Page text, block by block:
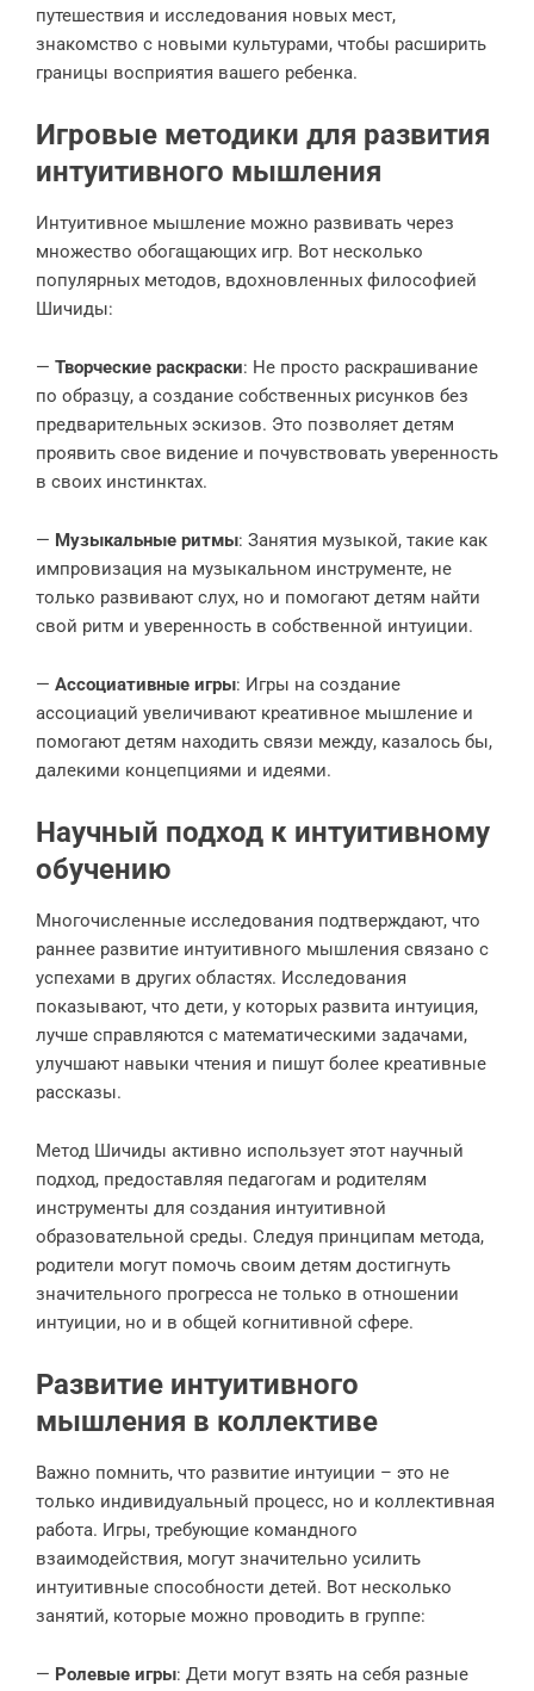
путешествия и исследования новых мест,
знакомство с новыми культурами, чтобы расширить
границы восприятия вашего ребенка.
Игровые методики для развития
интуитивного мышления
Интуитивное мышление можно развивать через
множество обогащающих игр. Вот несколько
популярных методов, вдохновленных философией
Шичиды:
— Творческие раскраски: Не просто раскрашивание
по образцу, а создание собственных рисунков без
предварительных эскизов. Это позволяет детям
проявить свое видение и почувствовать уверенность
в своих инстинктах.
— Музыкальные ритмы: Занятия музыкой, такие как
импровизация на музыкальном инструменте, не
только развивают слух, но и помогают детям найти
свой ритм и уверенность в собственной интуиции.
— Ассоциативные игры: Игры на создание
ассоциаций увеличивают креативное мышление и
помогают детям находить связи между, казалось бы,
далекими концепциями и идеями.
Научный подход к интуитивному
обучению
Многочисленные исследования подтверждают, что
раннее развитие интуитивного мышления связано с
успехами в других областях. Исследования
показывают, что дети, у которых развита интуиция,
лучше справляются с математическими задачами,
улучшают навыки чтения и пишут более креативные
рассказы.
Метод Шичиды активно использует этот научный
подход, предоставляя педагогам и родителям
инструменты для создания интуитивной
образовательной среды. Следуя принципам метода,
родители могут помочь своим детям достигнуть
значительного прогресса не только в отношении
интуиции, но и в общей когнитивной сфере.
Развитие интуитивного
мышления в коллективе
Важно помнить, что развитие интуиции – это не
только индивидуальный процесс, но и коллективная
работа. Игры, требующие командного
взаимодействия, могут значительно усилить
интуитивные способности детей. Вот несколько
занятий, которые можно проводить в группе:
— Ролевые игры: Дети могут взять на себя разные